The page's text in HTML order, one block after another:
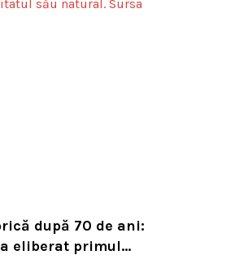
după 70 de ani:
eliberat primul